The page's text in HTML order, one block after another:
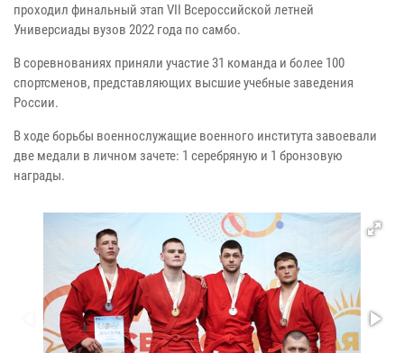
проходил финальный этап VII Всероссийской летней
Универсиады вузов 2022 года по самбо.
В соревнованиях приняли участие 31 команда и более 100
спортсменов, представляющих высшие учебные заведения
России.
В ходе борьбы военнослужащие военного института завоевали
две медали в личном зачете: 1 серебряную и 1 бронзовую
награды.